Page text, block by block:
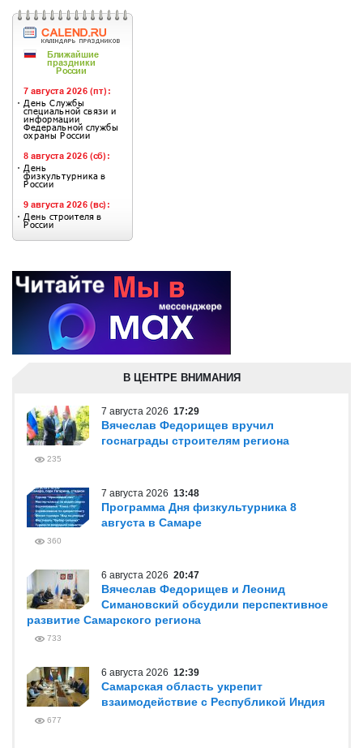
В ЦЕНТРЕ ВНИМАНИЯ
7 августа 2026 17:29
Вячеслав Федорищев вручил
госнаграды строителям региона
235
7 августа 2026 13:48
Программа Дня физкультурника 8
августа в Самаре
360
6 августа 2026 20:47
Вячеслав Федорищев и Леонид
Симановский обсудили перспективное
развитие Самарского региона
733
6 августа 2026 12:39
Самарская область укрепит
взаимодействие с Республикой Индия
677